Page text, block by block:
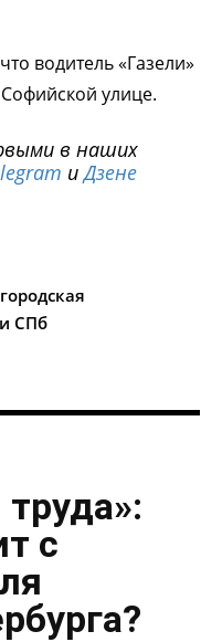
что водитель «Газели»
улице.
в наших
иДзене
СПб
с